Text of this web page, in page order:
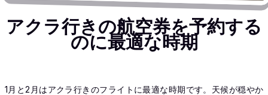
アクラ行きの航空券を予約する
のに最適な時期
1月と2月はアクラ行きのフライトに最適な時期です。天候が穏やか